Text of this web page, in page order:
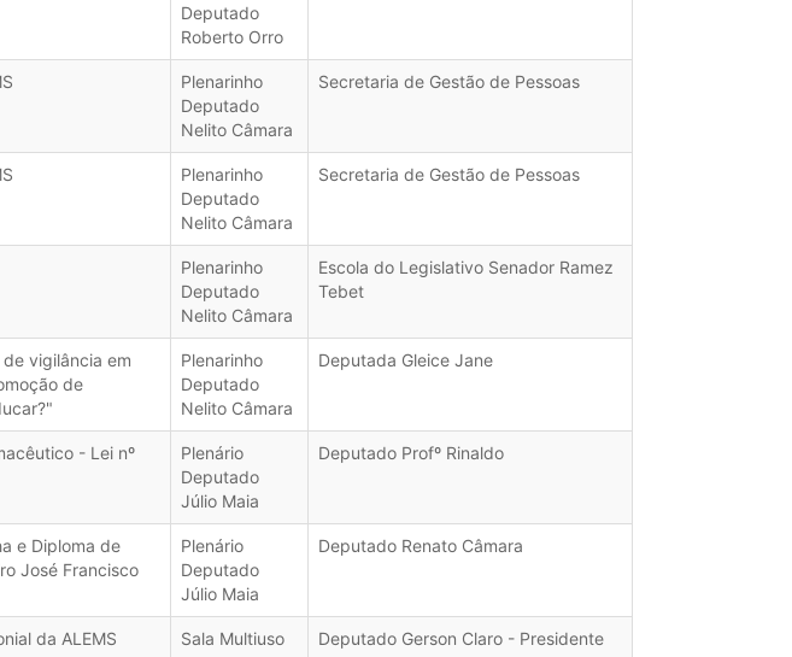
Deputado
Roberto Orro
Plenarinho
Deputado
Nelito Câmara
Secretaria de Gestão de Pessoas
Plenarinho
Deputado
Nelito Câmara
Secretaria de Gestão de Pessoas
Plenarinho
Deputado
Nelito Câmara
Escola do Legislativo Senador Ramez
Tebet
vigilância em
de
Plenarinho
Deputado
Nelito Câmara
Deputada Gleice Jane
- Lei nº
Plenário
Deputado
Júlio Maia
Deputado Profº Rinaldo
e Diploma de
José Francisco
Plenário
Deputado
Júlio Maia
Deputado Renato Câmara
da ALEMS Sala Multiuso Deputado Gerson Claro - Presidente